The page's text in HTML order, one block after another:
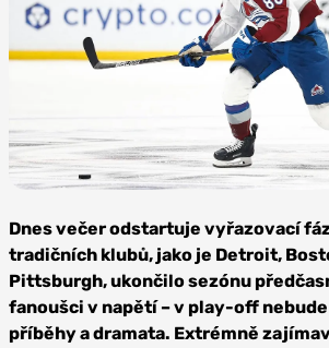
Profimedia
Dnes večer odstartuje vyřazovací
tradičních klubů, jako je Detroit,
Pittsburgh, ukončilo sezónu
fanoušci v napětí – v play-off
příběhy a dramata. Extrémně